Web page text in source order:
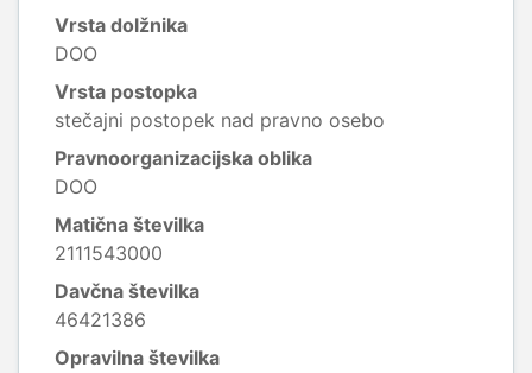
Vrsta dolžnika
DOO
Vrsta postopka
stečajni postopek nad pravno osebo
Pravnoorganizacijska oblika
DOO
Matična številka
2111543000
Davčna številka
46421386
Opravilna številka